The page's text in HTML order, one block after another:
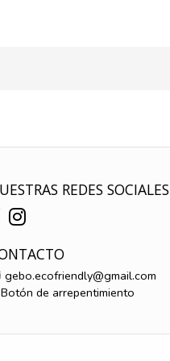
REDES SOCIALES
gebo.ecofriendly@gmail.com
de arrepentimiento